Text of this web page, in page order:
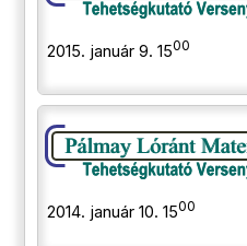
2015. január 9. 1500
2014. január 10. 1500